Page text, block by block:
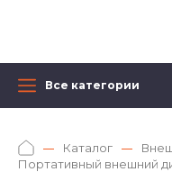
Все категории
Каталог
Портативный внешний